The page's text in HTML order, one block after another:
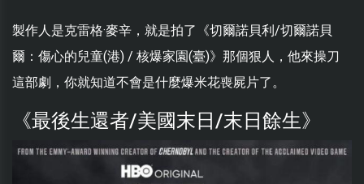
製作人是克雷格·麥辛，就是拍了《切爾諾貝利/切爾諾貝
爾：傷心的兒童(港) / 核爆家園(臺)》那個狠人，他來操刀
這部劇，你就知道不會是什麼爆米花喪屍片了。
《最後生還者/美國末日/末日餘生》